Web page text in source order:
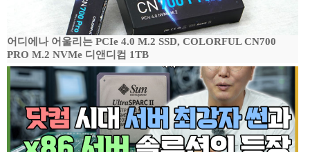
어디에나 어울리는 PCIe 4.0 M.2 SSD, COLORFUL CN700
PRO M.2 NVMe 디앤디컴 1TB